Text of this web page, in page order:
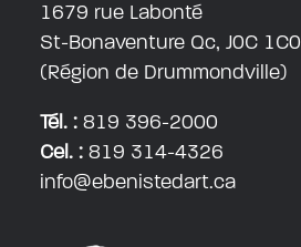
1679 rue Labonté
St-Bonaventure Qc, J0C 1C0
(Région de Drummondville)
Tél. : 819 396-2000
Cel. : 819 314-4326
info@ebenistedart.ca